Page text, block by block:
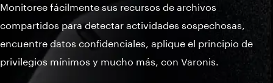
Monitoree fácilmente sus recursos de archivos
compartidos para detectar actividades sospechosas,
encuentre datos confidenciales, aplique el principio de
privilegios mínimos y mucho más, con Varonis.